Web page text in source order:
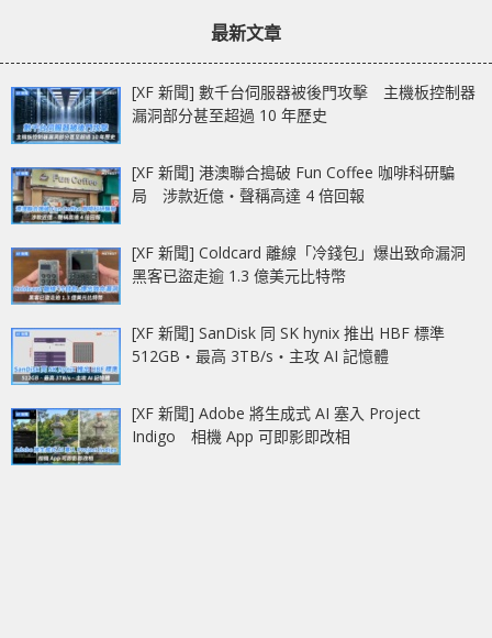
最新文章
[XF 新聞] 數千台伺服器被後門攻擊 主機板控制器
漏洞部分甚至超過 10 年歷史
[XF 新聞] 港澳聯合搗破 Fun Coffee 咖啡科研騙
局 涉款近億‧聲稱高達 4 倍回報
[XF 新聞] Coldcard 離線「冷錢包」爆出致命漏洞
黑客已盜走逾 1.3 億美元比特幣
[XF 新聞] SanDisk 同 SK hynix 推出 HBF 標準
512GB‧最高 3TB/s‧主攻 AI 記憶體
[XF 新聞] Adobe 將生成式 AI 塞入 Project
Indigo 相機 App 可即影即改相